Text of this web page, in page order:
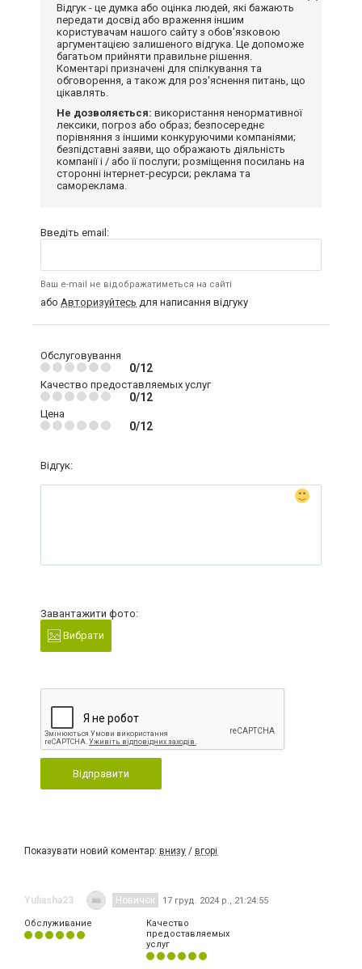
Відгук - це думка або оцінка людей, які бажають
передати досвід або враження іншим
користувачам нашого сайту з обов'язковою
аргументацією залишеного відгука. Це допоможе
багатьом прийняти правильне рішення.
Коментарі призначені для спілкування та
обговорення, а також для роз'яснення питань, що
цікавлять.
Не дозволяється: використання ненормативної
лексики, погроз або образ; безпосереднє
порівняння з іншими конкуруючими компаніями;
безпідставні заяви, що ображають діяльність
компанії і / або її послуги; розміщення посилань на
сторонні інтернет-ресурси; реклама та
самореклама.
Введіть email:
Ваш e-mail не відображатиметься на сайті
або Авторизуйтесь для написання відгуку
Обслуговування
0/12
Качество предоставляемых услуг
0/12
Цена
0/12
Відгук:
Завантажити фото:
Вибрати
Відправити
Показувати новий коментар: внизу / вгорі
Yuliasha23 Новичок 17 груд. 2024 р., 21:24:55
Обслуживание
Качество
предоставляемых
услуг